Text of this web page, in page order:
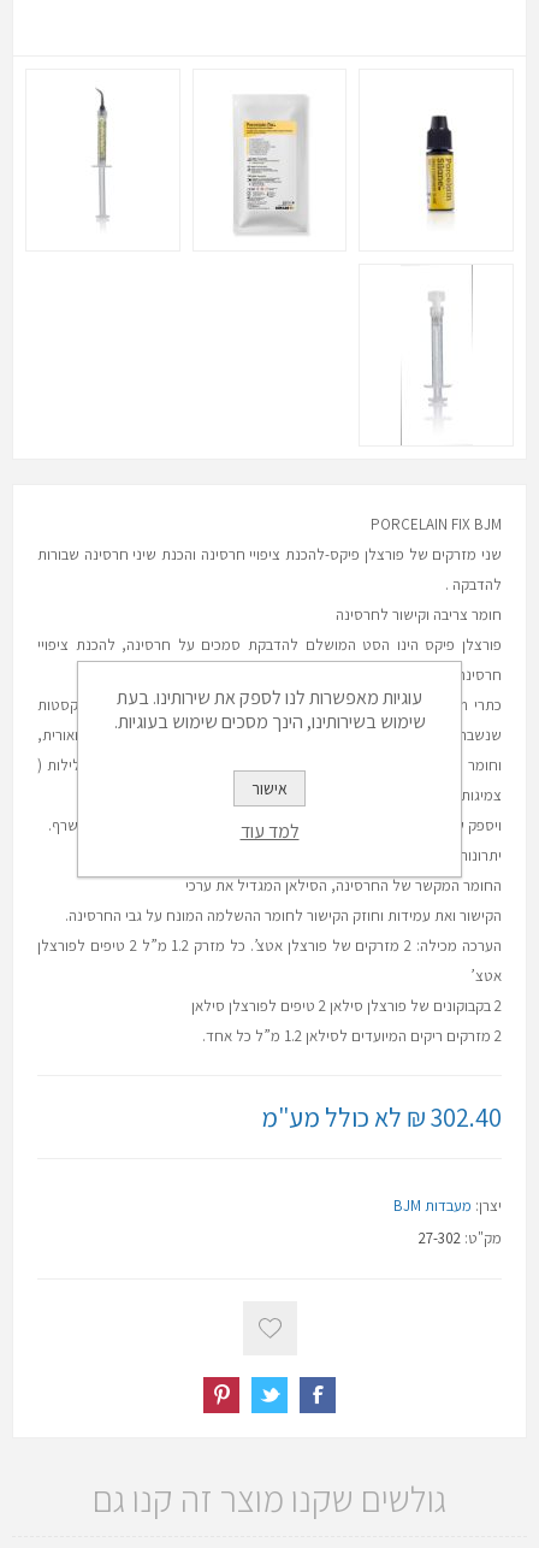
PORCELAIN FIX BJM
שני מזרקים של פורצלן פיקס-להכנת ציפויי חרסינה והכנת שיני חרסינה שבורות
להדבקה .
חומר צריבה וקישור לחרסינה
פורצלן פיקס הינו הסט המושלם להדבקת סמכים על חרסינה, להכנת ציפויי
חרסינה, סתימות חרסינה, יציקות,
כתרי All Ceram , כתרים על בסיס זירקוניה / אלומינה והשלמה של קסטות
שנשברו בכתרי חרסינה. הסט מכיל אצ’ינג לחרסינה - חומצה הידרו פלואורית,
וחומר מקשר לחרסינה - סילאן. חומר הצריבה לחרסינה מיוצר בכוונה בדלילות (
צמיגות מוגבלת) כדי שיוכל לצרוב את כל סוגי החרסינה הקיימים
ויספק שטח בעל חיספוס לקבלת קשר מכני חזק לחמרי קופוזיט על בסיס שרף.
יתרונות:
החומר המקשר של החרסינה, הסילאן המגדיל את ערכי
הקישור ואת עמידות וחוזק הקישור לחומר ההשלמה המונח על גבי החרסינה.
הערכה מכילה: 2 מזרקים של פורצלן אטצ’. כל מזרק 1.2 מ”ל 2 טיפים לפורצלן
אטצ’
2 בקבוקונים של פורצלן סילאן 2 טיפים לפורצלן סילאן
2 מזרקים ריקים המיועדים לסילאן 1.2 מ”ל כל אחד.
302.40 ₪ לא כולל מע"מ
יצרן: מעבדות BJM
מק"ט: 27-302
גולשים שקנו מוצר זה קנו גם
עוגיות מאפשרות לנו לספק את שירותינו. בעת
שימוש בשירותינו, הינך מסכים שימוש בעוגיות.
אישור
למד עוד